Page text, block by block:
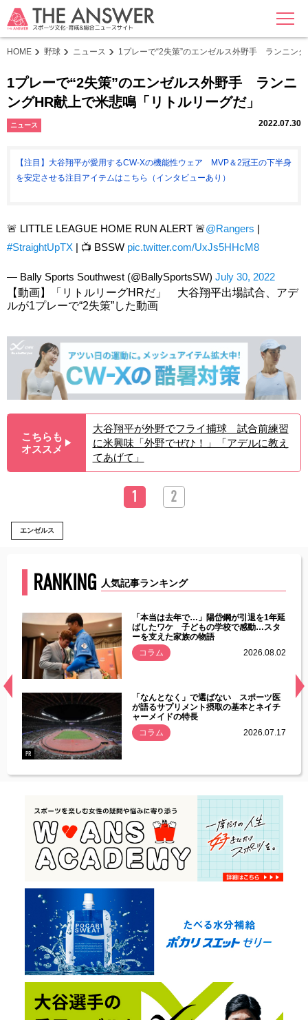
MENU
HOME 野球 ニュース 1プレーで“2失策”のエンゼルス外野手 ランニン
1プレーで“2失策”のエンゼルス外野手 ランニ
ングHR献上で米悲鳴「リトルリーグだ」
ニュース 2022.07.30
【注目】大谷翔平が愛用するCW-Xの機能性ウェア MVP＆2冠王の下半身
を安定させる注目アイテムはこちら（インタビューあり）
🚨 LITTLE LEAGUE HOME RUN ALERT 🚨@Rangers |
#StraightUpTX | 📺 BSSW pic.twitter.com/UxJs5HHcM8
— Bally Sports Southwest (@BallySportsSW) July 30, 2022
【動画】「リトルリーグHRだ」 大谷翔平出場試合、アデ
ルが1プレーで“2失策”した動画
こちらも
オススメ ▶︎
大谷翔平が外野でフライ捕球 試合前練習
に米興味「外野でぜひ！」「アデルに教え
てあげて」
1 2
エンゼルス
RANKING 人気記事ランキング
常
「本当は去年で…」陽岱鋼が引退を1年延
ばしたワケ 子どもの学校で感動…スタ
ーを支えた家族の物語
コラム
2026.08.02
PR
「なんとなく」で選ばない スポーツ医
が語るサプリメント摂取の基本とネイチ
ャーメイドの特長
コラム
2026.07.17